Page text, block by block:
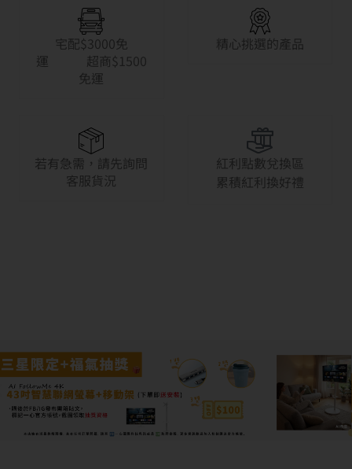
宅配$3000免
運 超商$1500
免運
精心挑選的產品
若有急需，請先詢問
客服貨況
紅利點數兌換區
累積紅利換好禮